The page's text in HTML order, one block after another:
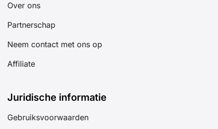
Over ons
Partnerschap
Neem contact met ons op
Affiliate
Juridische informatie
Gebruiksvoorwaarden